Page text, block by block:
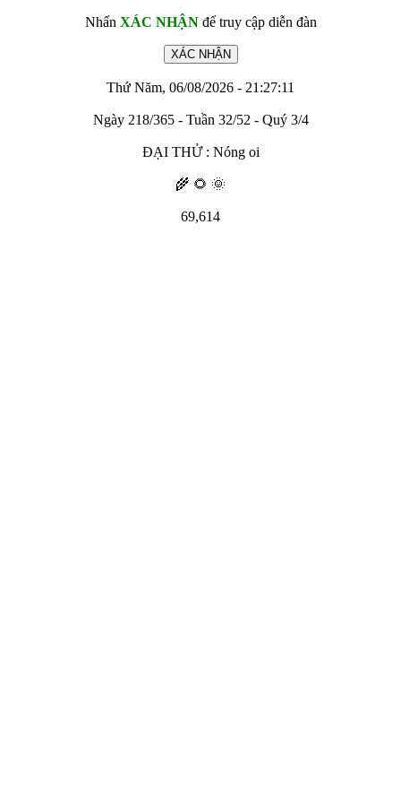
Nhấn XÁC NHẬNđể truy cập diễn đàn
Thứ Năm, 06/08/2026 - 21:27:11
Ngày 218/365 - Tuần 32/52 - Quý 3/4
ĐẠI THỬ : Nóng oi
🌾 🌻 🌞
69,614